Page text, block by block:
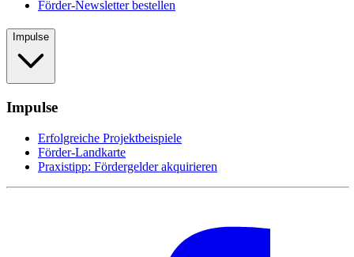
Förder-Newsletter bestellen
Impulse
Impulse
Erfolgreiche Projektbeispiele
Förder-Landkarte
Praxistipp: Fördergelder akquirieren